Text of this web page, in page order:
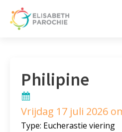
Philipine
Vrijdag 17 juli 2026
Type: Eucherastie viering